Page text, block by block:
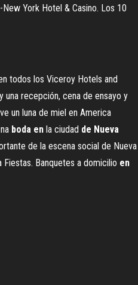
York Hotel & Casino. Los 10
todos los Viceroy Hotels and
recepción, cena de ensayo y
un luna de miel en America
boda en la ciudad de Nueva
de la escena social de Nueva
Banquetes a domicilio en